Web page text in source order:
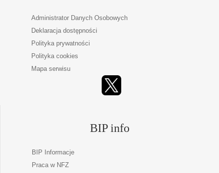
Administrator Danych Osobowych
Deklaracja dostępności
Polityka prywatności
Polityka cookies
Mapa serwisu
BIP info
BIP Informacje
Praca w NFZ